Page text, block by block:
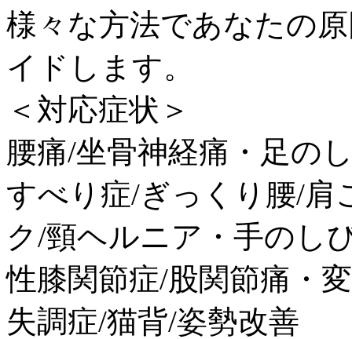
様々な方法であなたの
イドします。
＜対応症状＞
腰痛/坐骨神経痛・足の
すべり症/ぎっくり腰/肩
ク/頸ヘルニア・手のし
性膝関節症/股関節痛・
失調症/猫背/姿勢改善